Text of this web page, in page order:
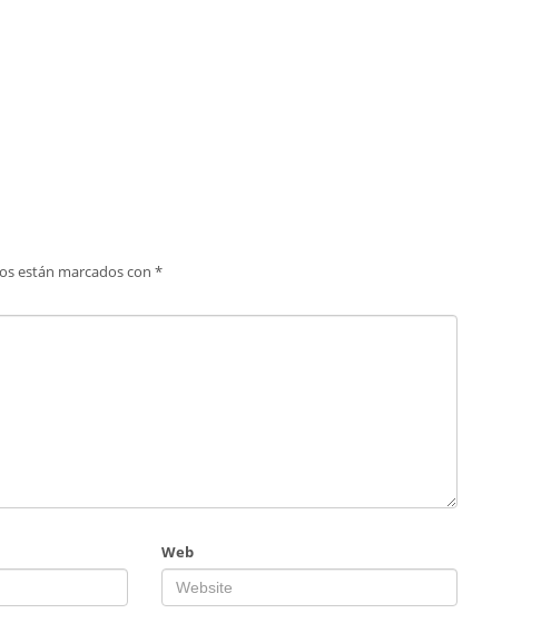
están marcados con *
Web